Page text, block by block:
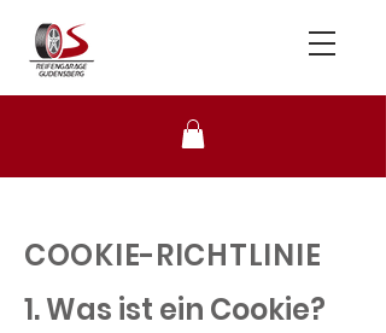
COOKIE-RICHTLINIE
1. Was ist ein Cookie?